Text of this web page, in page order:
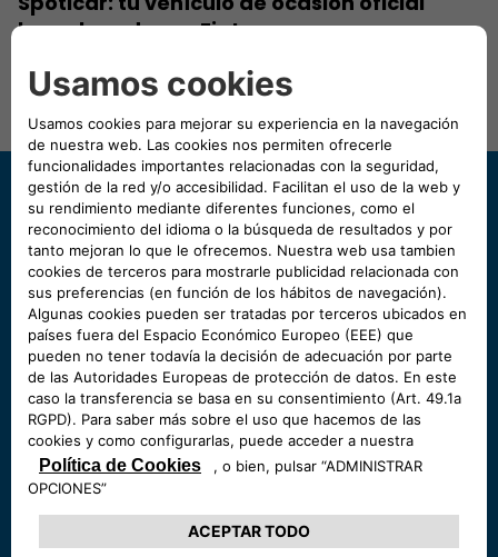
homologado por Fiat.
BUSCAR TODOS LOS VEHÍCULOS SUV DE OCASIÓN
¿Necesitas ayuda?
Contacta con nosotros
00 800 3428 0000
Teléfono gratuito activo de lunes a viernes de 9 a
19 horas excluyendo festivos y días de cierre
extraordinario
LLAMA AHORA
Envíame un correo electrónico